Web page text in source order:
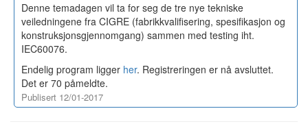
Denne temadagen vil ta for seg de tre nye tekniske
veiledningene fra CIGRE (fabrikkvalifisering, spesifikasjon og
konstruksjonsgjennomgang) sammen med testing iht.
IEC60076.
Endelig program ligger her. Registreringen er nå avsluttet.
Det er 70 påmeldte.
Publisert 12/01-2017